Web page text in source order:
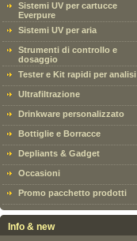
Sistemi UV per cartucce
Everpure
Sistemi UV per aria
Strumenti di controllo e
dosaggio
Tester e Kit rapidi per analisi
Ultrafiltrazione
Drinkware personalizzato
Bottiglie e Borracce
Depliants & Gadget
Occasioni
Promo pacchetto prodotti
Info & new